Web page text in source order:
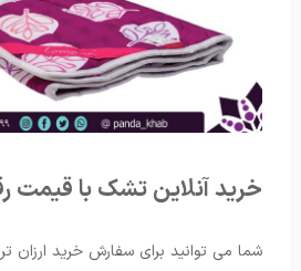
خرید آنلاین تشک با قیمت
شما می توانید برای سفارش خرید